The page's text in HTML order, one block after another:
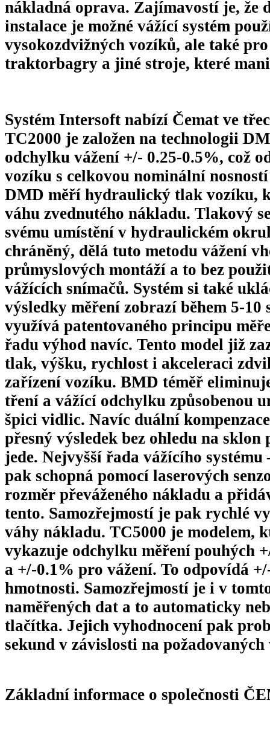
nákladná oprava. Zajímavostí je, že
instalace je možné vážící systém
vysokozdvižných vozíků, ale také
traktorbagry a jiné stroje, které
Systém Intersoft nabízí Čemat ve
TC2000 je založen na technologii
odchylku vážení +/- 0.25-0.5%, což
vozíku s celkovou nominální
DMD měří hydraulický tlak vozíku,
váhu zvednutého nákladu. Tlakový
svému umístění v hydraulickém
chráněný, dělá tuto metodu vážení
průmyslových montáží a to bez
vážících snímačů. Systém si také
výsledky měření zobrazí během 5-10
využívá patentovaného principu
řadu výhod navíc. Tento model již
tlak, výšku, rychlost i akceleraci
zařízení vozíku. BMD téměř
tření a vážící odchylku způsobenou
špici vidlic. Navíc duální
přesný výsledek bez ohledu na
jede. Nejvyšší řada vážícího systému
pak schopná pomocí laserových
rozměr převáženého nákladu a
tento. Samozřejmostí je pak rychlé
váhy nákladu. TC5000 je modelem,
vykazuje odchylku měření pouhých
a +/-0.1% pro vážení. To odpovídá
hmotnosti. Samozřejmostí je i v
naměřených dat a to automaticky
tlačítka. Jejich vyhodnocení pak
sekund v závislosti na požadovaných
Základní informace o společnosti